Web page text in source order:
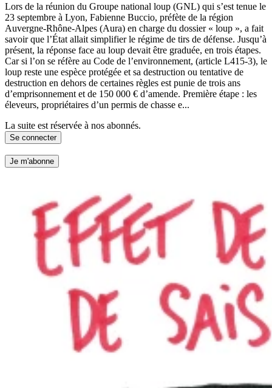
Lors de la réunion du Groupe national loup (GNL) qui s’est tenue le
23 septembre à Lyon, Fabienne Buccio, préfète de la région
Auvergne-Rhône-Alpes (Aura) en charge du dossier « loup », a fait
savoir que l’État allait simplifier le régime de tirs de défense. Jusqu’à
présent, la réponse face au loup devait être graduée, en trois étapes.
Car si l’on se réfère au Code de l’environnement, (article L415-3), le
loup reste une espèce protégée et sa destruction ou tentative de
destruction en dehors de certaines règles est punie de trois ans
d’emprisonnement et de 150 000 € d’amende. Première étape : les
éleveurs, propriétaires d’un permis de chasse e...
La suite est réservée à nos abonnés.
Se connecter
Je m'abonne